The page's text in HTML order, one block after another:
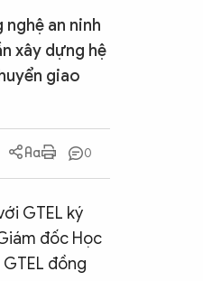
an ninh
xây dựng hệ
giao
0
GTEL ký
đốc Học
đồng